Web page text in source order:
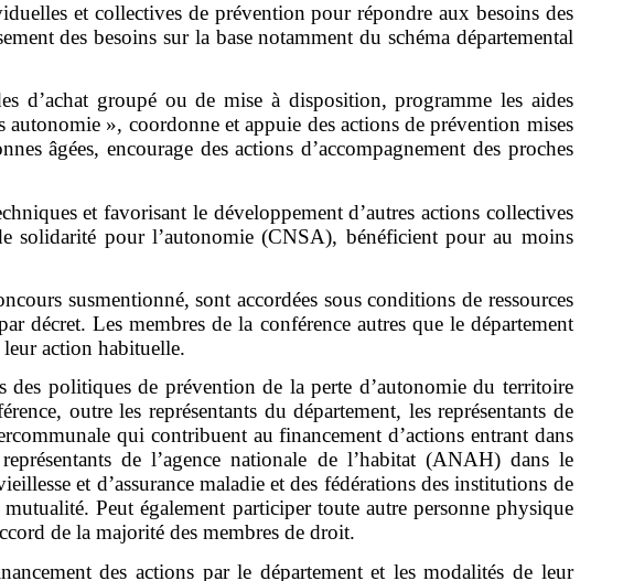
et collectives de prévention pour répondre aux besoins des
des besoins sur la base notamment du schéma départemental
d’achat groupé ou de mise à disposition, programme les aides
», coordonne et appuie des actions de prévention mises
âgées, encourage des actions d’accompagnement des proches
et favorisant le développement d’autres actions collectives
solidarité pour l’autonomie (CNSA), bénéficient pour au moins
susmentionné, sont accordées sous conditions de ressources
décret. Les membres de la conférence autres que le département
leur action habituelle.
politiques de prévention de la perte d’autonomie du territoire
outre les représentants du département, les représentants de
qui contribuent au financement d’actions entrant dans
de l’agence nationale de l’habitat (ANAH) dans le
et d’assurance maladie et des fédérations des institutions de
Peut également participer toute autre personne physique
de la majorité des membres de droit.
des actions par le département et les modalités de leur